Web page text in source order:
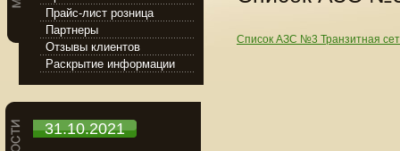
Список АЗС №3 Транзитная
Прайс-лист розница
Партнеры
Отзывы клиентов
Раскрытие информации
31.10.2021